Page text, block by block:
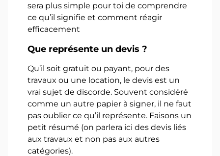
sera plus simple pour toi de comprendre
ce qu’il signifie et comment réagir
efficacement
Que représente un devis ?
Qu’il soit gratuit ou payant, pour des
travaux ou une location, le devis est un
vrai sujet de discorde. Souvent considéré
comme un autre papier à signer, il ne faut
pas oublier ce qu’il représente. Faisons un
petit résumé (on parlera ici des devis liés
aux travaux et non pas aux autres
catégories).